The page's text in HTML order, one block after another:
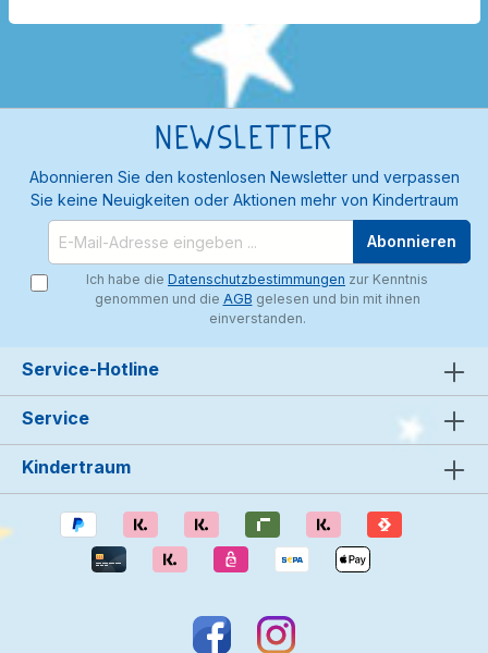
Newsletter
Abonnieren Sie den kostenlosen Newsletter und verpassen
Sie keine Neuigkeiten oder Aktionen mehr von Kindertraum
Abonnieren
Ich habe die Datenschutzbestimmungen zur Kenntnis
genommen und die AGB gelesen und bin mit ihnen
einverstanden.
Service-Hotline
Service
Kindertraum